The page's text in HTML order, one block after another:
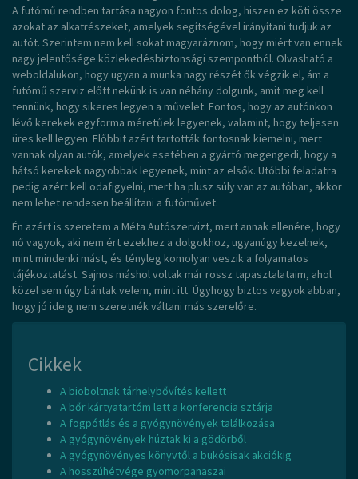
A futómű rendben tartása nagyon fontos dolog, hiszen ez köti össze
azokat az alkatrészeket, amelyek segítségével irányítani tudjuk az
autót. Szerintem nem kell sokat magyaráznom, hogy miért van ennek
nagy jelentősége közlekedésbiztonsági szempontból. Olvasható a
weboldalukon, hogy ugyan a munka nagy részét ők végzik el, ám a
futómű szerviz előtt nekünk is van néhány dolgunk, amit meg kell
tennünk, hogy sikeres legyen a művelet. Fontos, hogy az autónkon
lévő kerekek egyforma méretűek legyenek, valamint, hogy teljesen
üres kell legyen. Előbbit azért tartották fontosnak kiemelni, mert
vannak olyan autók, amelyek esetében a gyártó megengedi, hogy a
hátsó kerekek nagyobbak legyenek, mint az elsők. Utóbbi feladatra
pedig azért kell odafigyelni, mert ha plusz súly van az autóban, akkor
nem lehet rendesen beállítani a futóművet.
Én azért is szeretem a Méta Autószervizt, mert annak ellenére, hogy
nő vagyok, aki nem ért ezekhez a dolgokhoz, ugyanúgy kezelnek,
mint mindenki mást, és tényleg komolyan veszik a folyamatos
tájékoztatást. Sajnos máshol voltak már rossz tapasztalataim, ahol
közel sem úgy bántak velem, mint itt. Úgyhogy biztos vagyok abban,
hogy jó ideig nem szeretnék váltani más szerelőre.
Cikkek
A bioboltnak tárhelybővítés kellett
A bőr kártyatartóm lett a konferencia sztárja
A fogpótlás és a gyógynövények találkozása
A gyógynövények húztak ki a gödörből
A gyógynövényes könyvtől a bukósisak akciókig
A hosszúhétvége gyomorpanaszai